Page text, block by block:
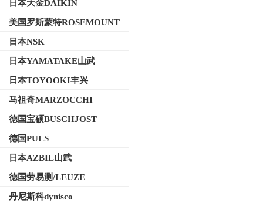
日本大金DAIKIN
美国罗斯蒙特ROSEMOUNT
日本NSK
日本YAMATAKE山武
日本TOYOOKI丰兴
马祖奇MARZOCCHI
德国宝硕BUSCHJOST
德国PULS
日本AZBIL山武
德国劳易测/LEUZE
丹尼斯科dynisco